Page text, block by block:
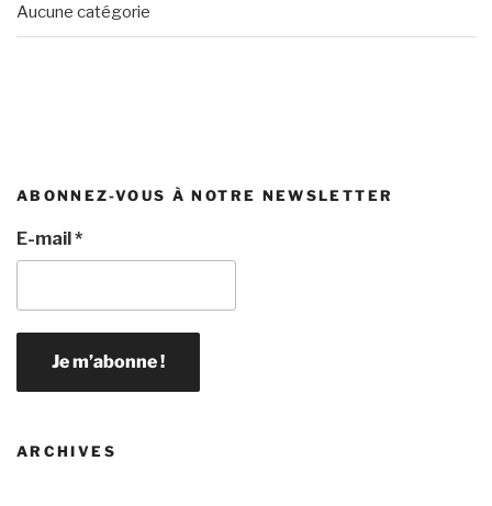
Aucune catégorie
ABONNEZ-VOUS À NOTRE NEWSLETTER
E-mail*
ARCHIVES